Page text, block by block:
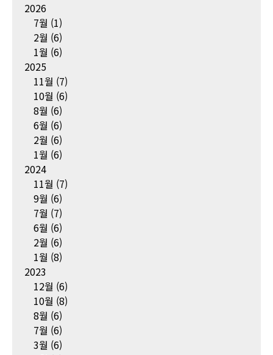
2026
7월 (1)
2월 (6)
1월 (6)
2025
11월 (7)
10월 (6)
8월 (6)
6월 (6)
2월 (6)
1월 (6)
2024
11월 (7)
9월 (6)
7월 (7)
6월 (6)
2월 (6)
1월 (8)
2023
12월 (6)
10월 (8)
8월 (6)
7월 (6)
3월 (6)